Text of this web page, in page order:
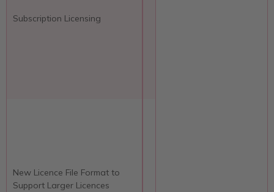
Subscription Licensing
New Licence File Format to
Support Larger Licences